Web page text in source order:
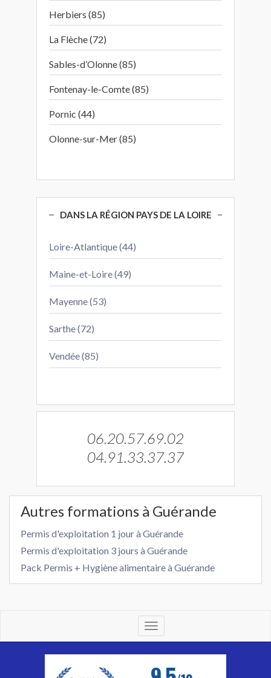
Herbiers (85)
La Flèche (72)
Sables-d’Olonne (85)
Fontenay-le-Comte (85)
Pornic (44)
Olonne-sur-Mer (85)
DANS LA RÉGION PAYS DE LA LOIRE
Loire-Atlantique (44)
Maine-et-Loire (49)
Mayenne (53)
Sarthe (72)
Vendée (85)
06.20.57.69.02
04.91.33.37.37
Autres formations à Guérande
Permis d'exploitation 1 jour à Guérande
Permis d'exploitation 3 jours à Guérande
Pack Permis + Hygiène alimentaire à Guérande
Toggle
navigation